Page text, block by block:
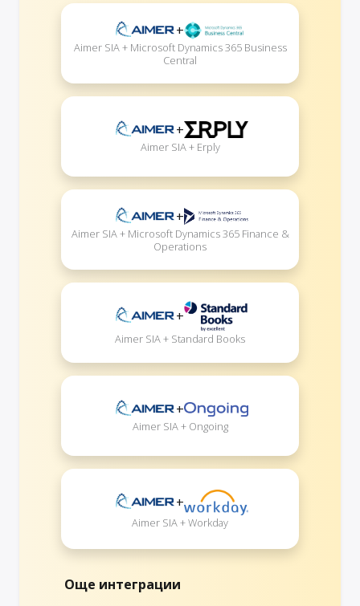
+
Aimer SIA + Microsoft Dynamics 365 Business
Central
+
Aimer SIA + Erply
+
Aimer SIA + Microsoft Dynamics 365 Finance &
Operations
+
Aimer SIA + Standard Books
+
Aimer SIA + Ongoing
+
Aimer SIA + Workday
Още интеграции